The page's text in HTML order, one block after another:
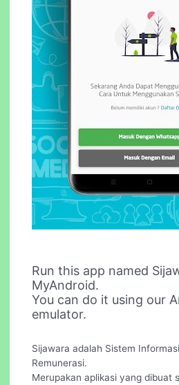
Run this app named
MyAndroid.
You can do it using our
emulator.
Sijawara adalah Sistem
Remunerasi.
Merupakan aplikasi yang dibuat